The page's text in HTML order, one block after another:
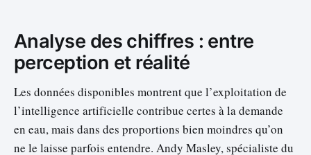
Analyse des chiffres : entre
perception et réalité
Les données disponibles montrent que l’exploitation de
l’intelligence artificielle contribue certes à la demande
en eau, mais dans des proportions bien moindres qu’on
ne le laisse parfois entendre. Andy Masley, spécialiste du